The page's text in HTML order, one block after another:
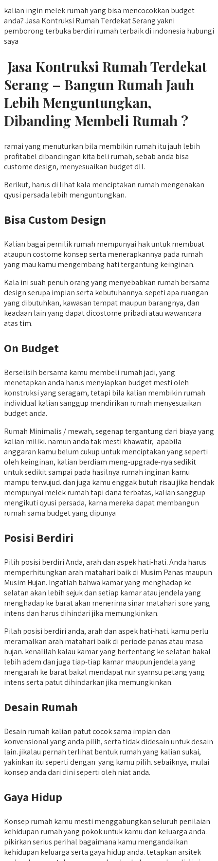
kalian ingin melek rumah yang bisa mencocokkan budget
anda? Jasa Kontruksi Rumah Terdekat Serang yakni
pemborong terbuka berdiri rumah terbaik di indonesia hubungi
saya
Jasa Kontruksi Rumah Terdekat
Serang – Bangun Rumah Jauh
Lebih Menguntungkan,
Dibanding Membeli Rumah ?
ramai yang menuturkan bila membikin rumah itu jauh lebih
profitabel dibandingan kita beli rumah, sebab anda bisa
custome design, menyesuaikan budget dll.
Berikut, harus di lihat kala menciptakan rumah mengenakan
qyusi persada lebih menguntungkan.
Bisa Custom Design
Kalian bagai pemilik rumah mempunyai hak untuk membuat
ataupun costome konsep serta menerapkannya pada rumah
yang mau kamu mengembang hati tergantung keinginan.
Kala ini suah penuh orang yang menyebabkan rumah bersama
design serupa impian serta kebutuhannya. sepeti apa ruangan
yang dibutuhkan, kawasan tempat maupun barangnya, dan
keadaan lain yang dapat dicostome pribadi atau wawancara
atas tim.
On Budget
Berselisih bersama kamu membeli rumah jadi, yang
menetapkan anda harus menyiapkan budget mesti oleh
konstruksi yang seragam, tetapi bila kalian membikin rumah
individual kalian sanggup mendirikan rumah menyesuaikan
budget anda.
Rumah Minimalis / mewah, segenap tergantung dari biaya yang
kalian miliki. namun anda tak mesti khawatir, apabila
anggaran kamu belum cukup untuk menciptakan yang seperti
oleh keinginan, kalian berdiam meng-upgrade-nya sedikit
untuk sedikit sampai pada hasilnya rumah inginan kamu
mampu terwujud. dan juga kamu enggak butuh risau jika hendak
mempunyai melek rumah tapi dana terbatas, kalian sanggup
mengikuti qyusi persada, karna mereka dapat membangun
rumah sama budget yang dipunya
Posisi Berdiri
Pilih posisi berdiri Anda, arah dan aspek hati-hati. Anda harus
memperhitungkan arah matahari baik di Musim Panas maupun
Musim Hujan. Ingatlah bahwa kamar yang menghadap ke
selatan akan lebih sejuk dan setiap kamar atau jendela yang
menghadap ke barat akan menerima sinar matahari sore yang
intens dan harus dihindari jika memungkinkan.
Pilah posisi berdiri anda, arah dan aspek hati-hati. kamu perlu
meramalkan arah matahari baik di periode panas atau masa
hujan. kenalilah kalau kamar yang bertentang ke selatan bakal
lebih adem dan juga tiap-tiap kamar maupun jendela yang
mengarah ke barat bakal mendapat nur syamsu petang yang
intens serta patut dihindarkan jika memungkinkan.
Desain Rumah
Desain rumah kalian patut cocok sama impian dan
konvensional yang anda pilih, serta tidak didesain untuk desain
lain. jikalau pernah terlihat bentuk rumah yang kalian sukai,
yakinkan itu seperti dengan yang kamu pilih. sebaiknya, mulai
konsep anda dari dini seperti oleh niat anda.
Gaya Hidup
Konsep rumah kamu mesti menggabungkan seluruh penilaian
kehidupan rumah yang pokok untuk kamu dan keluarga anda.
pikirkan serius perihal bagaimana kamu mengandaikan
kehidupan keluarga serta gaya hidup anda. tetapkan arsitek